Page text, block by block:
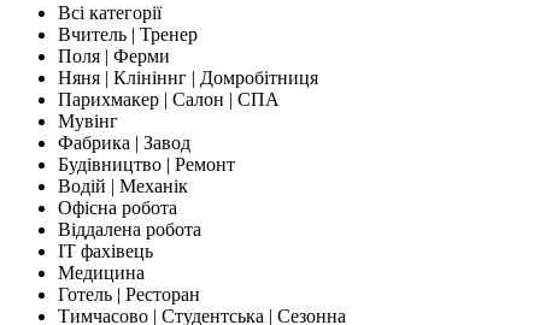
Всі категорії
Вчитель | Тренер
Поля | Ферми
Няня | Клініннг | Домробітниця
Парихмакер | Салон | СПА
Мувінг
Фабрика | Завод
Будівництво | Ремонт
Водій | Механік
Офісна робота
Віддалена робота
IT фахівець
Медицина
Готель | Ресторан
Тимчасово | Студентська | Сезонна